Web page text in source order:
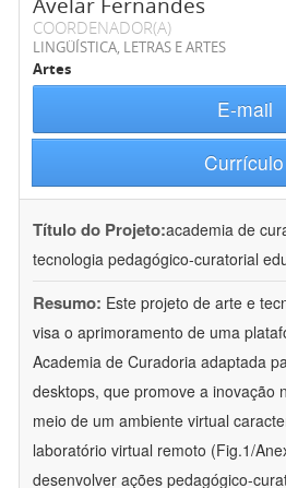
COORDENADOR(A)
LINGÜÍSTICA, LETRAS E ARTES
Artes
E-mail
Currículo
Título do Projeto:academia de
tecnologia pedagógico-curatorial
Resumo: Este projeto de arte e
visa o aprimoramento de uma
Academia de Curadoria adaptada
desktops, que promove a inovação
meio de um ambiente virtual
laboratório virtual remoto (Fig.1/
desenvolver ações pedagógico-